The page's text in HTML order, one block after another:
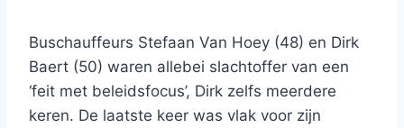
Buschauffeurs Stefaan Van Hoey (48) en Dirk
Baert (50) waren allebei slachtoffer van een
‘feit met beleidsfocus’, Dirk zelfs meerdere
keren. De laatste keer was vlak voor zijn